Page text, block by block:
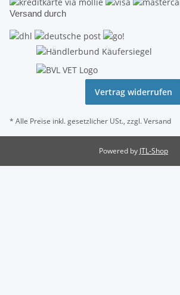
Versand durch
Vertrag widerrufen
* Alle Preise inkl. gesetzlicher USt., zzgl.Versand
Powered by JTL-Shop